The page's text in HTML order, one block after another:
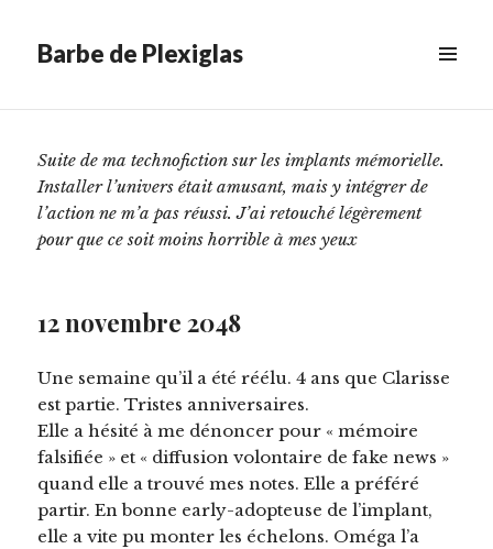
Barbe de Plexiglas
WIDGETS
see
more
content
Suite de ma technofiction sur les implants mémorielle.
Installer l’univers était amusant, mais y intégrer de
l’action ne m’a pas réussi. J’ai retouché légèrement
pour que ce soit moins horrible à mes yeux
12 novembre 2048
Une semaine qu’il a été réélu. 4 ans que Clarisse
est partie. Tristes anniversaires.
Elle a hésité à me dénoncer pour « mémoire
falsifiée » et « diffusion volontaire de fake news »
quand elle a trouvé mes notes. Elle a préféré
partir. En bonne early-adopteuse de l’implant,
elle a vite pu monter les échelons. Oméga l’a